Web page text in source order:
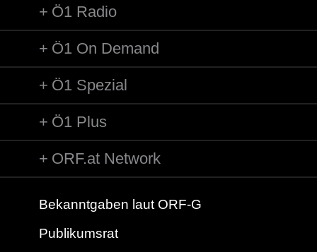
Ö1 Radio
Ö1 On Demand
Ö1 Spezial
Ö1 Plus
ORF.at Network
Bekanntgaben laut ORF-G
Publikumsrat